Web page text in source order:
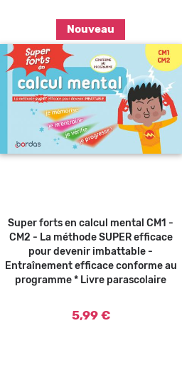
Nouveau
Super forts en calcul mental CM1 -
CM2 - La méthode SUPER efficace
pour devenir imbattable -
Entraînement efficace conforme au
programme * Livre parascolaire
5,99 €